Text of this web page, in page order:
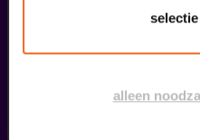
alleen